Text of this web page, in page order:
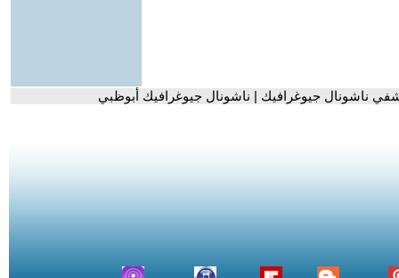
ناشونال جيوغرافيك | ناشونال جيوغرافيك أبوظبي